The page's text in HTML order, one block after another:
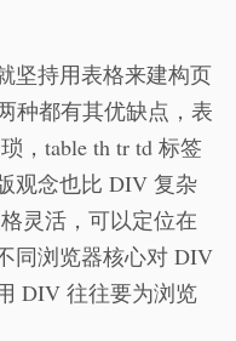
坚持用表格来建构页
种都有其优缺点，表
，table th tr td 标签
观念也比 DIV 复杂
灵活，可以定位在
同浏览器核心对 DIV
DIV 往往要为浏览